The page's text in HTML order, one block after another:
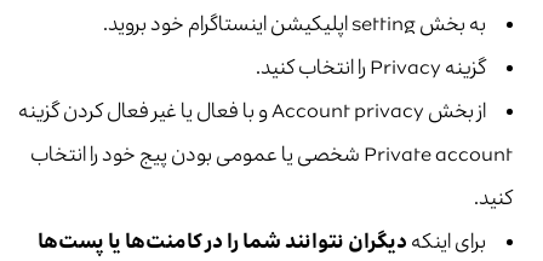
به بخش setting اپلیکیشن اینستاگرام خود بروید.
گزینه Privacy را انتخاب کنید.
از بخش Account privacy و با فعال یا غیر فعال کردن گزینه
Private account شخصی یا عمومی بودن پیج خود را انتخاب
کنید.
برای اینکهدیگران نتوانند شما را در کامنت‌ها یا پست‌ها